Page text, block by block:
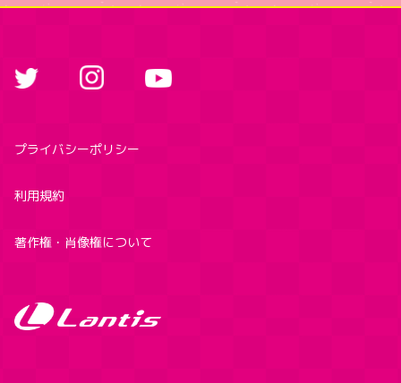
プライバシーポリシー
利用規約
著作権・肖像権について